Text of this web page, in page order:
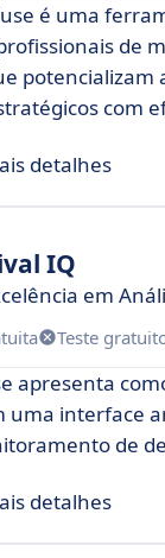
é uma
de
com
detalhes
IQ
em
Teste
apresenta
uma interface
de
detalhes